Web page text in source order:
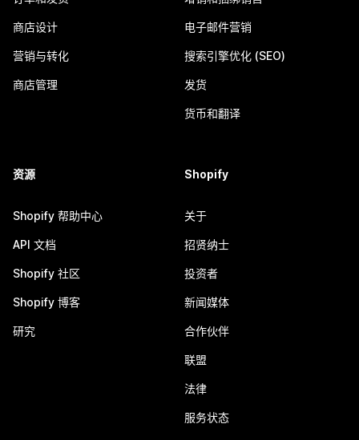
商店设计
营销与转化
商店管理
电子邮件营销
搜索引擎优化 (SEO)
发货
货币和翻译
资源
Shopify 帮助中心
API 文档
Shopify 社区
Shopify 博客
研究
Shopify
关于
招贤纳士
投资者
新闻媒体
合作伙伴
联盟
法律
服务状态